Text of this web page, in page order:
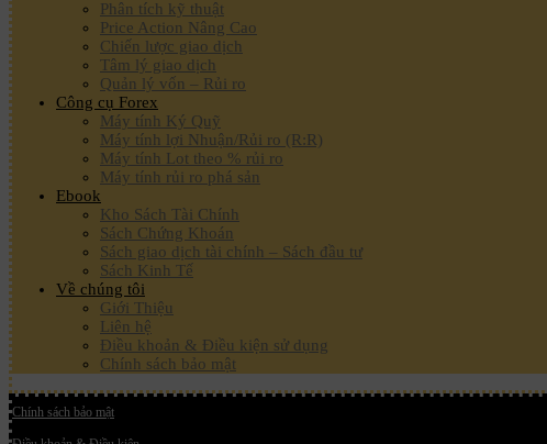
Phân tích kỹ thuật
Price Action Nâng Cao
Chiến lược giao dịch
Tâm lý giao dịch
Quản lý vốn – Rủi ro
Công cụ Forex
Máy tính Ký Quỹ
Máy tính lợi Nhuận/Rủi ro (R:R)
Máy tính Lot theo % rủi ro
Máy tính rủi ro phá sản
Ebook
Kho Sách Tài Chính
Sách Chứng Khoán
Sách giao dịch tài chính – Sách đầu tư
Sách Kinh Tế
Về chúng tôi
Giới Thiệu
Liên hệ
Điều khoản & Điều kiện sử dụng
Chính sách bảo mật
Chính sách bảo mật